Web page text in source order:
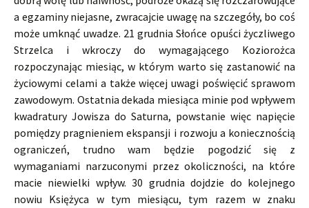
a egzaminy niejasne, zwracajcie uwagę na szczegóły, bo coś
może umknąć uwadze. 21 grudnia Słońce opuści życzliwego
Strzelca i wkroczy do wymagającego Koziorożca
rozpoczynając miesiąc, w którym warto się zastanowić na
życiowymi celami a także więcej uwagi poświęcić sprawom
zawodowym. Ostatnia dekada miesiąca minie pod wpływem
kwadratury Jowisza do Saturna, powstanie więc napięcie
pomiędzy pragnieniem ekspansji i rozwoju a koniecznością
ograniczeń, trudno wam będzie pogodzić się z
wymaganiami narzuconymi przez okoliczności, na które
macie niewielki wpływ. 30 grudnia dojdzie do kolejnego
nowiu Księżyca w tym miesiącu, tym razem w znaku